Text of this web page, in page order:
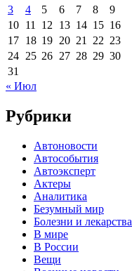
3
4 5 6 7 8
9
10 11 12 13 14 15 16
17 18 19 20 21 22 23
24 25 26 27 28 29 30
31
« Июл
Рубрики
Автоновости
Автособытия
Автоэксперт
Актеры
Аналитика
Безумный мир
Болезни и лекарства
В мире
В России
Вещи